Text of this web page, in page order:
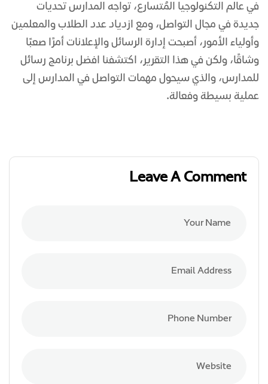
في عالم التكنولوجيا المُتسارع، تواجه المدارس تحديات
جديدة في مجال التواصل، ومع ازدياد عدد الطلاب والمعلمين
وأولياء الأمور، أصبحت إدارة الرسائل والإعلانات أمرًا صعبًا
وشاقًا، ولكن في هذا التقرير، اكتشفنا افضل برنامج رسائل
للمدارس، والذي سيحول مهمات التواصل في المدارس إلى
عملية بسيطة وفعالة.
Leave A Comment